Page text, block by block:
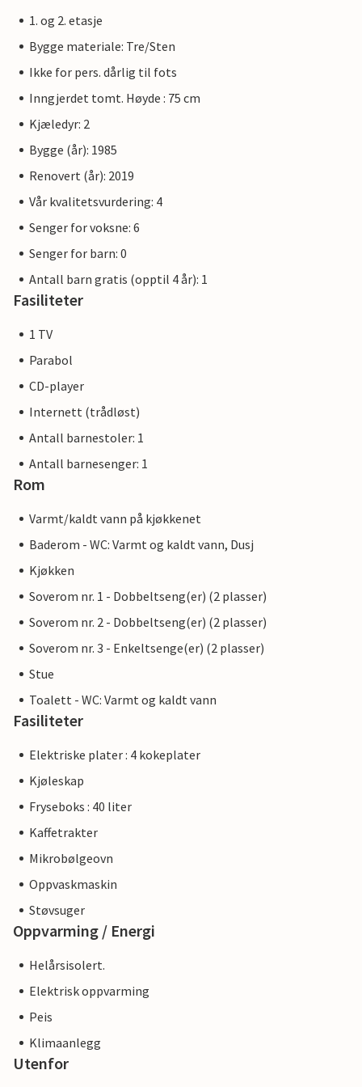
liten solseng, mulighet for bading og et vannskianlegg
(mot betaling). En rundløype rundt innsjøen er ideell for
turgåing og jogging.
For fritidsaktiviteter er det mange turstier gjennom
Rotkäppchenland, sykkelstier, golf i Oberaula,
svømmebassenger i Kirchheim (utendørsbasseng) og Bad
Hersfeld (Aquafit + Kurbad Therme) samt skikjøring på
Eisenberg om vinteren.
Eisenbach slott, Wartburg slott, Knüll Wildlife Park,
Herzberg slott, "Takka-Tukka-Land" og mye mer inviterer
deg til å dra på utflukter.
1. og 2. etasje
Bygge materiale: Tre/Sten
Ikke for pers. dårlig til fots
Inngjerdet tomt. Høyde : 75 cm
Kjæledyr: 2
Bygge (år): 1985
Renovert (år): 2019
Vår kvalitetsvurdering: 4
Senger for voksne: 6
Senger for barn: 0
Antall barn gratis (opptil 4 år): 1
Fasiliteter
1 TV
Parabol
CD-player
Internett (trådløst)
Antall barnestoler: 1
Antall barnesenger: 1
Rom
Varmt/kaldt vann på kjøkkenet
Baderom - WC: Varmt og kaldt vann, Dusj
Kjøkken
Soverom nr. 1 - Dobbeltseng(er) (2 plasser)
Soverom nr. 2 - Dobbeltseng(er) (2 plasser)
Soverom nr. 3 - Enkeltsenge(er) (2 plasser)
Stue
Toalett - WC: Varmt og kaldt vann
Fasiliteter
Elektriske plater : 4 kokeplater
Kjøleskap
Fryseboks : 40 liter
Kaffetrakter
Mikrobølgeovn
Oppvaskmaskin
Støvsuger
Oppvarming / Energi
Helårsisolert.
Elektrisk oppvarming
Peis
Klimaanlegg
Utenfor